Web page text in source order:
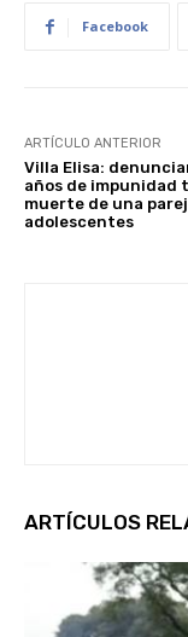
Facebook
ARTÍCULO ANTERIOR
Villa Elisa:
años de impunidad
muerte de una
adolescentes
ARTÍCULOS